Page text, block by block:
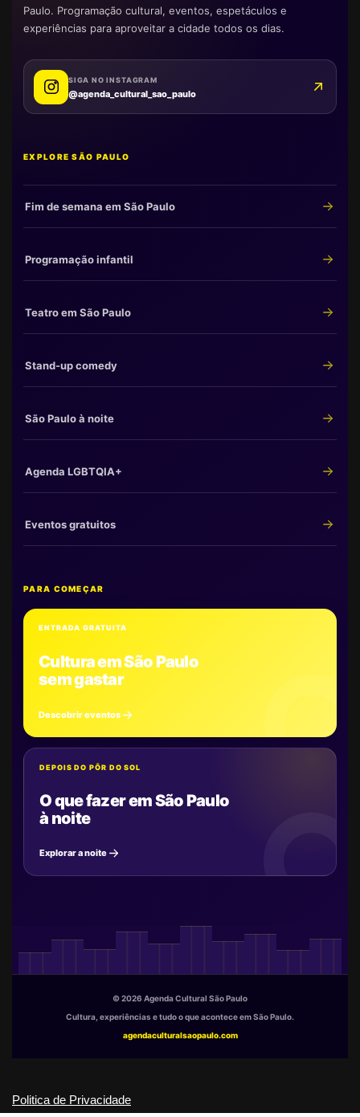
Paulo. Programação cultural, eventos, espetáculos e
experiências para aproveitar a cidade todos os dias.
SIGA NO INSTAGRAM
@agenda_cultural_sao_paulo
EXPLORE SÃO PAULO
Fim de semana em São Paulo
Programação infantil
Teatro em São Paulo
Stand-up comedy
São Paulo à noite
Agenda LGBTQIA+
Eventos gratuitos
PARA COMEÇAR
ENTRADA GRATUITA
Cultura em São Paulo
sem gastar
Descobrir eventos
DEPOIS DO PÔR DO SOL
O que fazer em São Paulo
à noite
Explorar a noite
© 2026 Agenda Cultural São Paulo
Cultura, experiências e tudo o que acontece em São Paulo.
agendaculturalsaopaulo.com
Politica de Privacidade